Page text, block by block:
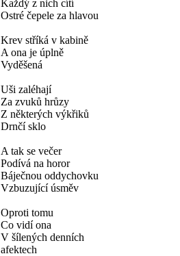
Každý z nich cítí
Ostré čepele za hlavou
Krev stříká v kabině
A ona je úplně
Vyděšená
Uši zaléhají
Za zvuků hrůzy
Z některých výkřiků
Drnčí sklo
A tak se večer
Podívá na horor
Báječnou oddychovku
Vzbuzující úsměv
Oproti tomu
Co vidí ona
V šílených denních
afektech